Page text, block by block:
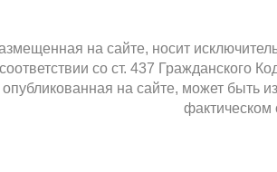
на сайте, носит
со ст. 437 Гражданского
на сайте, может быть
фактическом